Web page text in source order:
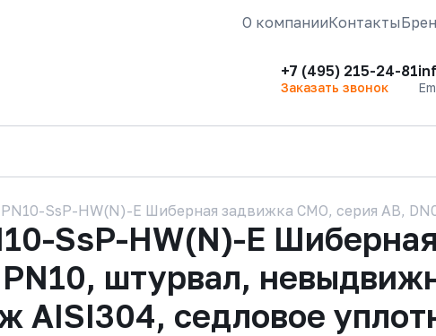
О компанииКонтакты
+7 (495) 215-24-81
Заказать звонок
SsP-HW(N)-E Шиберная задвижка CMO, серия АВ,
SsP-HW(N)-E
штурвал,
AISI304, седловое